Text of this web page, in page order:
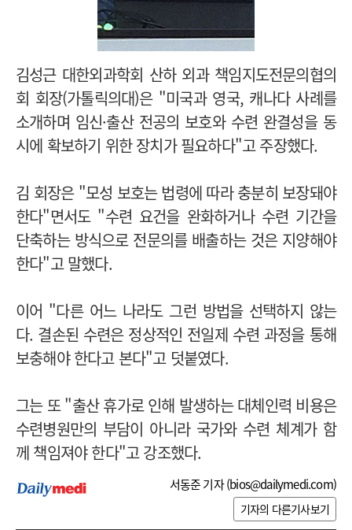
김성근 대한외과학회 산하 외과 책임지도전문의협의
회 회장(가톨릭의대)은 "미국과 영국, 캐나다 사례를
소개하며 임신·출산 전공의 보호와 수련 완결성을 동
시에 확보하기 위한 장치가 필요하다"고 주장했다.
김 회장은 "모성 보호는 법령에 따라 충분히 보장돼야
한다"면서도 "수련 요건을 완화하거나 수련 기간을
단축하는 방식으로 전문의를 배출하는 것은 지양해야
한다"고 말했다.
이어 "다른 어느 나라도 그런 방법을 선택하지 않는
다. 결손된 수련은 정상적인 전일제 수련 과정을 통해
보충해야 한다고 본다"고 덧붙였다.
그는 또 "출산 휴가로 인해 발생하는 대체인력 비용은
수련병원만의 부담이 아니라 국가와 수련 체계가 함
께 책임져야 한다"고 강조했다.
서동준 기자 (bios@dailymedi.com)
기자의 다른기사보기